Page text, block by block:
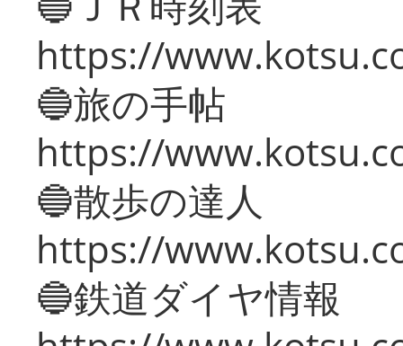
https://
🔵旅の手帖
https://
🔵散歩の達人
https://
🔵鉄道ダイヤ情報